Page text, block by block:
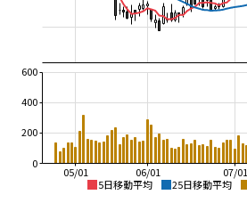
5日移動平均 25日移動平均
07/01
06/01
05/01
0
200
400
600